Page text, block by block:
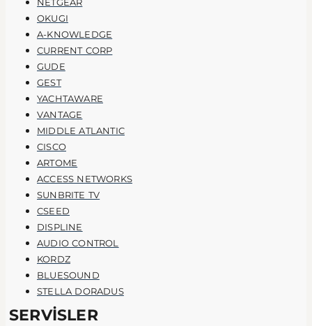
NETGEAR
OKUGI
A-KNOWLEDGE
CURRENT CORP
GUDE
GEST
YACHTAWARE
VANTAGE
MIDDLE ATLANTIC
CISCO
ARTOME
ACCESS NETWORKS
SUNBRITE TV
CSEED
DISPLINE
AUDIO CONTROL
KORDZ
BLUESOUND
STELLA DORADUS
SERVİSLER